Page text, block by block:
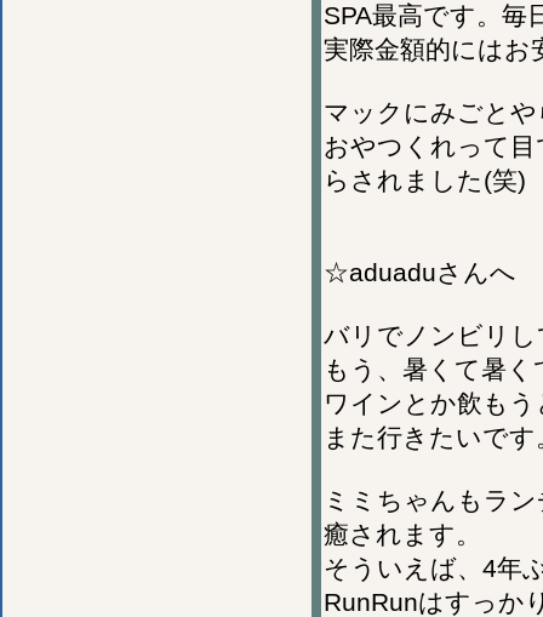
SPA最高です。毎
実際金額的にはお
マックにみごと
おやつくれって
らされました(笑)
☆aduaduさんへ
バリでノンビリ
もう、暑くて暑
ワインとか飲も
また行きたいです
ミミちゃんもラ
癒されます。
そういえば、4年
RunRunはすっか